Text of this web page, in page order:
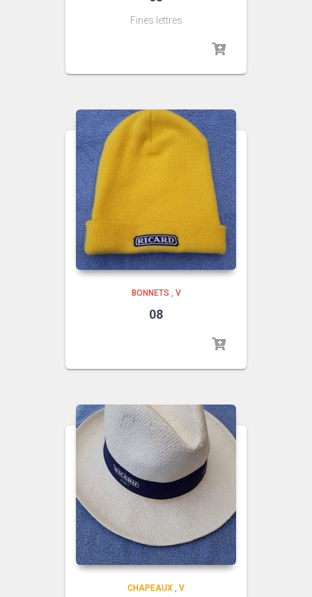
Fines lettres
BONNETS , V
08
CHAPEAUX , V